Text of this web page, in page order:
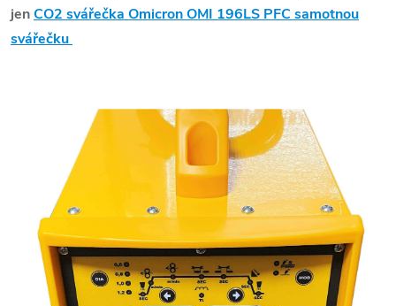
jenCO2 svářečka Omicron OMI 196LS PFC samotnou
svářečku